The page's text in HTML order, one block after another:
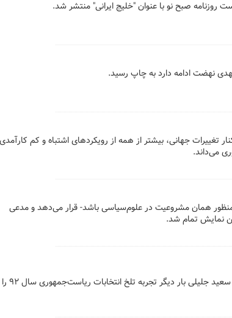
صبح نو با عنوان "خلیج ایرانی" منتشر شد.
مهدی نهضت ادامه دارد به چاپ رسید.
تغییرات جهانی، بیشتر از همه از رویکردهای اشتباه و کم‌ کارآمدی
می‌داند.
منظور همان مشروعیت در علوم‌سیاسی باشد- قرار می‌دهد و مدعی
نمایش تمام شد.
در حقیقت امسال نیز با گذشت بیش از یک دهه، آقای سعید جلیلی بار دیگر تجربه تلخ انتخابات ریاست‌جمهوری سال ۹۲ را